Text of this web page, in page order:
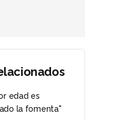
edad es
la fomenta"